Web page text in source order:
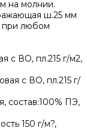
на молнии.
ш.25 мм
при любом
с ВО, пл.215 г/м2,
с ВО, пл.215 г/
состав:100% ПЭ,
150 г/м?,